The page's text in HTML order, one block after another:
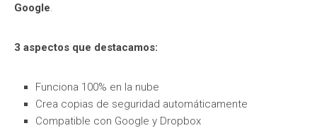
Google.
3 aspectos que destacamos:
Funciona 100% en la nube
Crea copias de seguridad automáticamente
Compatible con Google y Dropbox